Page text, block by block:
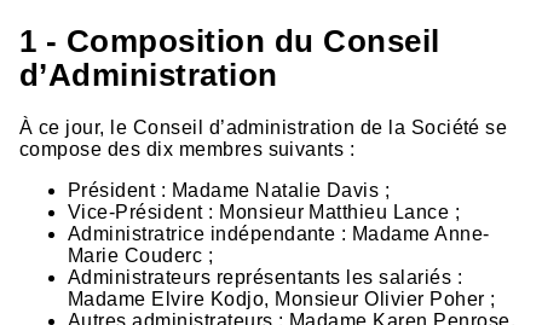
1 - Composition du Conseil
d’Administration
À ce jour, le Conseil d’administration de la Société se
compose des dix membres suivants :
Président : Madame Natalie Davis ;
Vice-Président : Monsieur Matthieu Lance ;
Administratrice indépendante : Madame Anne-
Marie Couderc ;
Administrateurs représentants les salariés :
Madame Elvire Kodjo, Monsieur Olivier Poher ;